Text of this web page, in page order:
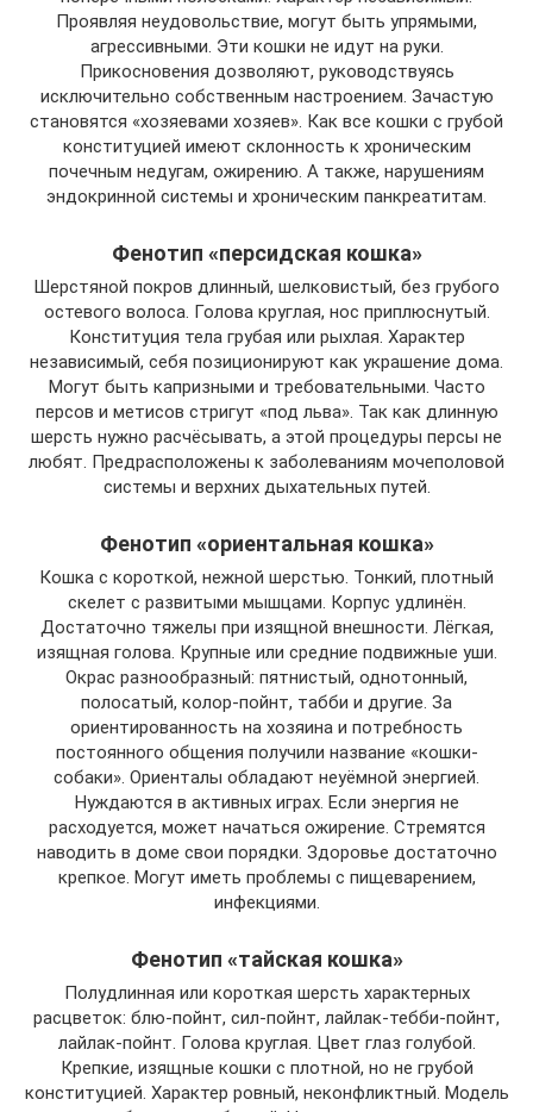
Проявляя неудовольствие, могут быть упрямыми,
агрессивными. Эти кошки не идут на руки.
Прикосновения дозволяют, руководствуясь
исключительно собственным настроением. Зачастую
становятся «хозяевами хозяев». Как все кошки с грубой
конституцией имеют склонность к хроническим
почечным недугам, ожирению. А также, нарушениям
эндокринной системы и хроническим панкреатитам.
Фенотип «персидская кошка»
Шерстяной покров длинный, шелковистый, без грубого
остевого волоса. Голова круглая, нос приплюснутый.
Конституция тела грубая или рыхлая. Характер
независимый, себя позиционируют как украшение дома.
Могут быть капризными и требовательными. Часто
персов и метисов стригут «под льва». Так как длинную
шерсть нужно расчёсывать, а этой процедуры персы не
любят. Предрасположены к заболеваниям мочеполовой
системы и верхних дыхательных путей.
Фенотип «ориентальная кошка»
Кошка с короткой, нежной шерстью. Тонкий, плотный
скелет с развитыми мышцами. Корпус удлинён.
Достаточно тяжелы при изящной внешности. Лёгкая,
изящная голова. Крупные или средние подвижные уши.
Окрас разнообразный: пятнистый, однотонный,
полосатый, колор-пойнт, табби и другие. За
ориентированность на хозяина и потребность
постоянного общения получили название «кошки-
собаки». Ориенталы обладают неуёмной энергией.
Нуждаются в активных играх. Если энергия не
расходуется, может начаться ожирение. Стремятся
наводить в доме свои порядки. Здоровье достаточно
крепкое. Могут иметь проблемы с пищеварением,
инфекциями.
Фенотип «тайская кошка»
Полудлинная или короткая шерсть характерных
расцветок: блю-пойнт, сил-пойнт, лайлак-тебби-пойнт,
лайлак-пойнт. Голова круглая. Цвет глаз голубой.
Крепкие, изящные кошки с плотной, но не грубой
конституцией. Характер ровный, неконфликтный. Модель